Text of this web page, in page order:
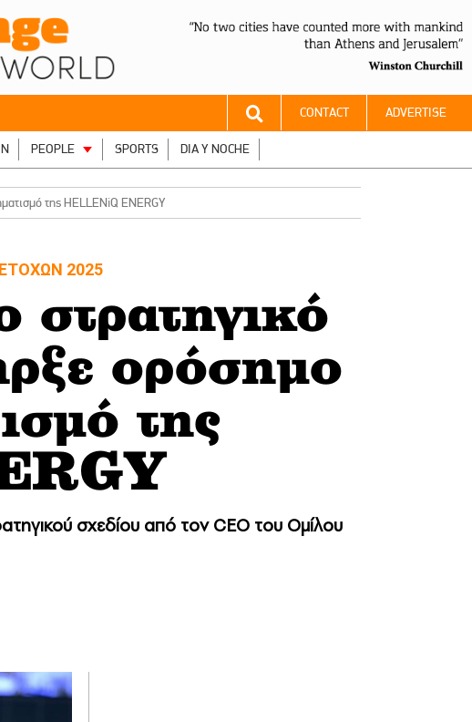
CONTACT ADVERTISE
PEOPLE SPORTS DIA Y NOCHE
της HELLENiQ ENERGY
2025
στρατηγικό
ορόσημο
της
σχεδίου από τον CEO του Ομίλου